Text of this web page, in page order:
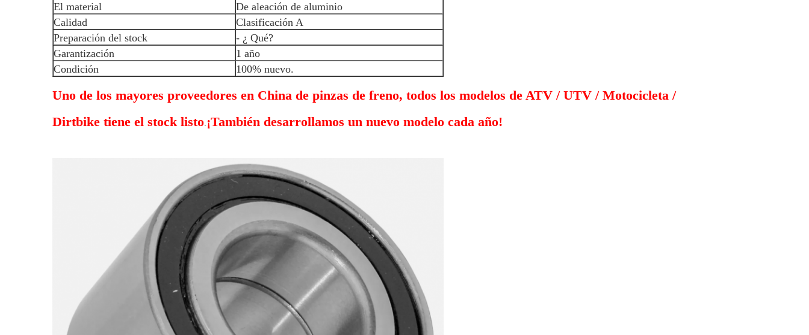
El material
De aleación de aluminio
Calidad
Clasificación A
Preparación del stock
- ¿ Qué?
Garantización
1 año
Condición
100% nuevo.
Uno de los mayores proveedores en China de pinzas de freno, todos los modelos de ATV / UTV / Motocicleta /
Dirtbike tiene el stock listo.¡También desarrollamos un nuevo modelo cada año!